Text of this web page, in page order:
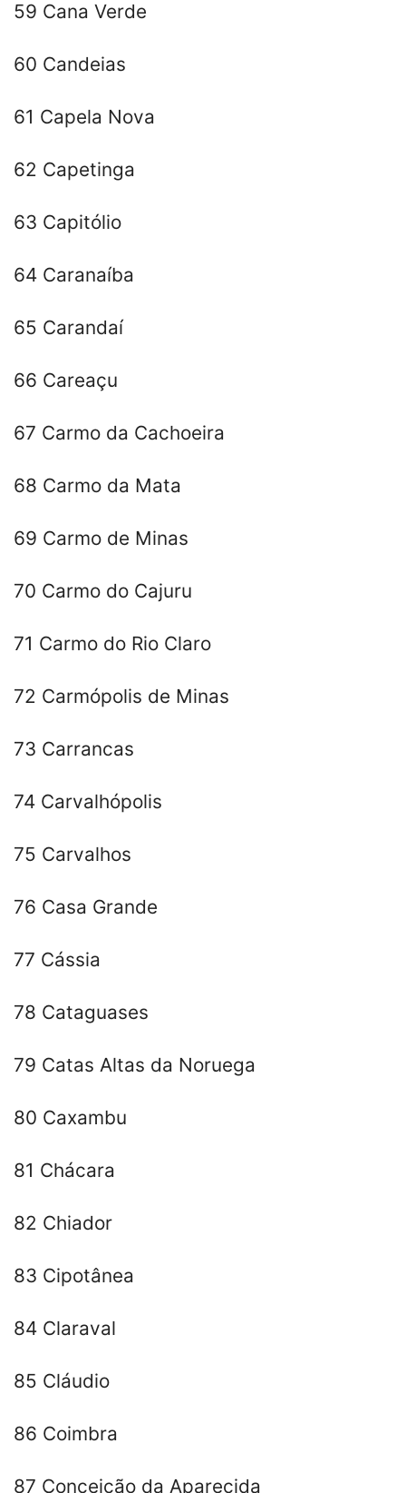
59 Cana Verde
60 Candeias
61 Capela Nova
62 Capetinga
63 Capitólio
64 Caranaíba
65 Carandaí
66 Careaçu
67 Carmo da Cachoeira
68 Carmo da Mata
69 Carmo de Minas
70 Carmo do Cajuru
71 Carmo do Rio Claro
72 Carmópolis de Minas
73 Carrancas
74 Carvalhópolis
75 Carvalhos
76 Casa Grande
77 Cássia
78 Cataguases
79 Catas Altas da Noruega
80 Caxambu
81 Chácara
82 Chiador
83 Cipotânea
84 Claraval
85 Cláudio
86 Coimbra
87 Conceição da Aparecida